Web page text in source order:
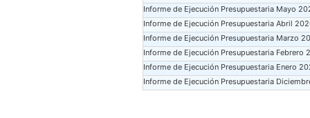
Informe de Ejecución Presupuestaria Mayo
Informe de Ejecución Presupuestaria Abril
Informe de Ejecución Presupuestaria Marzo
Informe de Ejecución Presupuestaria Febrero
Informe de Ejecución Presupuestaria Enero
Informe de Ejecución Presupuestaria